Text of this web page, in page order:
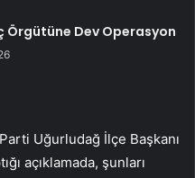
Örgütüne Dev Operasyon
Parti Uğurludağ İlçe Başkanı
açıklamada, şunları